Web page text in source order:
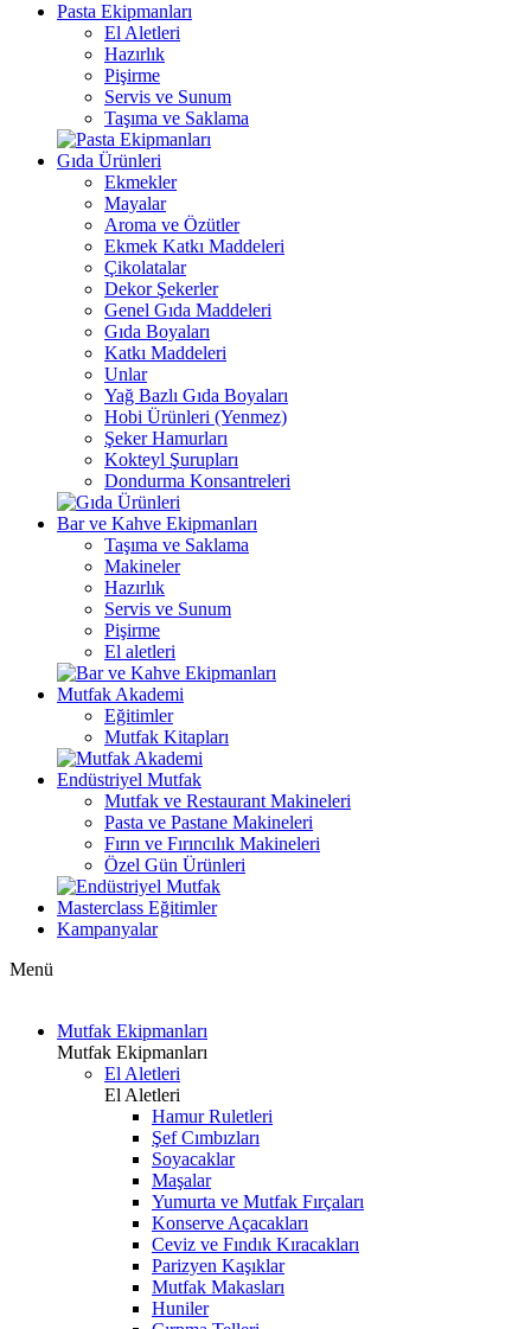
Pasta Ekipmanları
El Aletleri
Hazırlık
Pişirme
Servis ve Sunum
Taşıma ve Saklama
Gıda Ürünleri
Ekmekler
Mayalar
Aroma ve Özütler
Ekmek Katkı Maddeleri
Çikolatalar
Dekor Şekerler
Genel Gıda Maddeleri
Gıda Boyaları
Katkı Maddeleri
Unlar
Yağ Bazlı Gıda Boyaları
Hobi Ürünleri (Yenmez)
Şeker Hamurları
Kokteyl Şurupları
Dondurma Konsantreleri
Bar ve Kahve Ekipmanları
Taşıma ve Saklama
Makineler
Hazırlık
Servis ve Sunum
Pişirme
El aletleri
Mutfak Akademi
Eğitimler
Mutfak Kitapları
Endüstriyel Mutfak
Mutfak ve Restaurant Makineleri
Pasta ve Pastane Makineleri
Fırın ve Fırıncılık Makineleri
Özel Gün Ürünleri
Masterclass Eğitimler
Kampanyalar
Menü
Mutfak Ekipmanları
Mutfak Ekipmanları
El Aletleri
El Aletleri
Hamur Ruletleri
Şef Cımbızları
Soyacaklar
Maşalar
Yumurta ve Mutfak Fırçaları
Konserve Açacakları
Ceviz ve Fındık Kıracakları
Parizyen Kaşıklar
Mutfak Makasları
Huniler